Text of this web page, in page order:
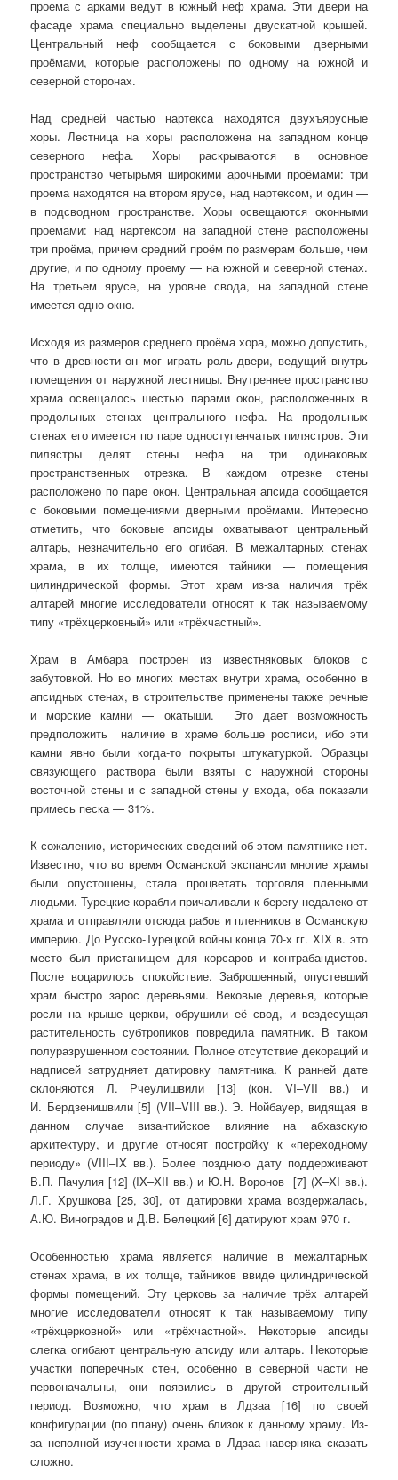
проема с арками ведут в южный неф храма. Эти двери на
фасаде храма специально выделены двускатной крышей.
Центральный неф сообщается с боковыми дверными
проёмами, которые расположены по одному на южной и
северной сторонах.
Над средней частью нартекса находятся двухъярусные
хоры. Лестница на хоры расположена на западном конце
северного нефа. Хоры раскрываются в основное
пространство четырьмя широкими арочными проёмами: три
проема находятся на втором ярусе, над нартексом, и один —
в подсводном пространстве. Хоры освещаются оконными
проемами: над нартексом на западной стене расположены
три проёма, причем средний проём по размерам больше, чем
другие, и по одному проему — на южной и северной стенах.
На третьем ярусе, на уровне свода, на западной стене
имеется одно окно.
Исходя из размеров среднего проёма хора, можно допустить,
что в древности он мог играть роль двери, ведущий внутрь
помещения от наружной лестницы. Внутреннее пространство
храма освещалось шестью парами окон, расположенных в
продольных стенах центрального нефа. На продольных
стенах его имеется по паре одноступенчатых пилястров. Эти
пилястры делят стены нефа на три одинаковых
пространственных отрезка. В каждом отрезке стены
расположено по паре окон. Центральная апсида сообщается
с боковыми помещениями дверными проёмами. Интересно
отметить, что боковые апсиды охватывают центральный
алтарь, незначительно его огибая. В межалтарных стенах
храма, в их толще, имеются тайники — помещения
цилиндрической формы. Этот храм из-за наличия трёх
алтарей многие исследователи относят к так называемому
типу «трёхцерковный» или «трёхчастный».
Храм в Амбара построен из известняковых блоков с
забутовкой. Но во многих местах внутри храма, особенно в
апсидных стенах, в строительстве применены также речные
и морские камни — окатыши. Это дает возможность
предположить наличие в храме больше росписи, ибо эти
камни явно были когда-то покрыты штукатуркой. Образцы
связующего раствора были взяты с наружной стороны
восточной стены и с западной стены у входа, оба показали
примесь песка — 31%.
К сожалению, исторических сведений об этом памятнике нет.
Известно, что во время Османской экспансии многие храмы
были опустошены, стала процветать торговля пленными
людьми. Турецкие корабли причаливали к берегу недалеко от
храма и отправляли отсюда рабов и пленников в Османскую
империю. До Русско-Турецкой войны конца 70-х гг. XIX в. это
место был пристанищем для корсаров и контрабандистов.
После воцарилось спокойствие. Заброшенный, опустевший
храм быстро зарос деревьями. Вековые деревья, которые
росли на крыше церкви, обрушили её свод, и вездесущая
растительность субтропиков повредила памятник. В таком
полуразрушенном состоянии. Полное отсутствие декораций и
надписей затрудняет датировку памятника. К ранней дате
склоняются Л. Рчеулишвили [13] (кон. VI–VII вв.) и
И. Бердзенишвили [5] (VII–VIII вв.). Э. Нойбауер, видящая в
данном случае византийское влияние на абхазскую
архитектуру, и другие относят постройку к «переходному
периоду» (VIII–IX вв.). Более позднюю дату поддерживают
В.П. Пачулия [12] (IX–XII вв.) и Ю.Н. Воронов [7] (X–XI вв.).
Л.Г. Хрушкова [25, 30], от датировки храма воздержалась,
А.Ю. Виноградов и Д.В. Белецкий [6] датируют храм 970 г.
Особенностью храма является наличие в межалтарных
стенах храма, в их толще, тайников ввиде цилиндрической
формы помещений. Эту церковь за наличие трёх алтарей
многие исследователи относят к так называемому типу
«трёхцерковной» или «трёхчастной». Некоторые апсиды
слегка огибают центральную апсиду или алтарь. Некоторые
участки поперечных стен, особенно в северной части не
первоначальны, они появились в другой строительный
период. Возможно, что храм в Лдзаа [16] по своей
конфигурации (по плану) очень близок к данному храму. Из-
за неполной изученности храма в Лдзаа наверняка сказать
сложно.